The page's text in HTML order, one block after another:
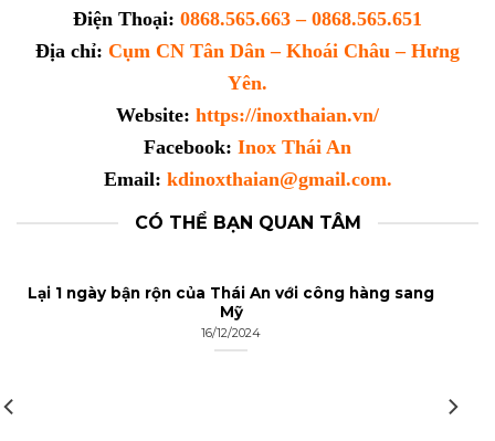
Điện Thoại: 0868.565.663 – 0868.565.651
Địa chỉ: Cụm CN Tân Dân – Khoái Châu – Hưng
Yên.
Website: https://inoxthaian.vn/
Facebook: Inox Thái An
Email: kdinoxthaian@gmail.com.
CÓ THỂ BẠN QUAN TÂM
Lại 1 ngày bận rộn của Thái An với công hàng sang
Mỹ
16/12/2024